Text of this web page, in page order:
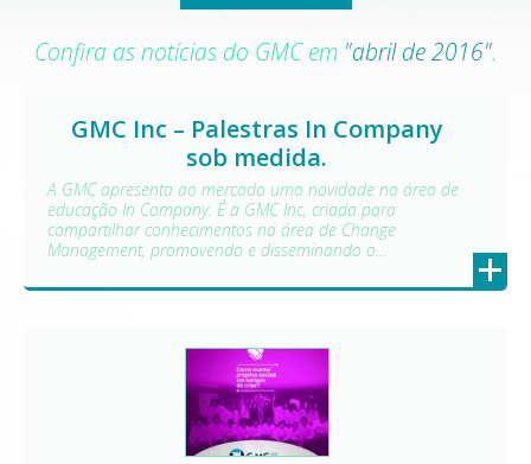
Confira as notícias do GMC em "abril de 2016".
GMC Inc – Palestras In Company
sob medida.
A GMC apresenta ao mercado uma novidade na área de
educação In Company. É a GMC Inc, criada para
compartilhar conhecimentos na área de Change
Management, promovendo e disseminando o…